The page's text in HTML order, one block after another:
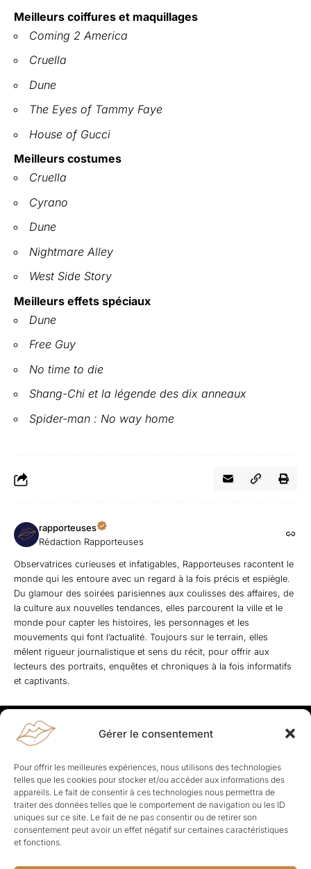
Gérer le consentement
Pour offrir les meilleures expériences, nous utilisons des technologies
telles que les cookies pour stocker et/ou accéder aux informations des
appareils. Le fait de consentir à ces technologies nous permettra de
traiter des données telles que le comportement de navigation ou les ID
uniques sur ce site. Le fait de ne pas consentir ou de retirer son
consentement peut avoir un effet négatif sur certaines caractéristiques
et fonctions.
Meilleurs coiffures et maquillages
Coming 2 America
Cruella
Dune
The Eyes of Tammy Faye
House of Gucci
Meilleurs costumes
Cruella
Cyrano
Dune
Nightmare Alley
West Side Story
Meilleurs effets spéciaux
Dune
Free Guy
No time to die
Shang-Chi et la légende des dix anneaux
Spider-man : No way home
rapporteuses
Rédaction Rapporteuses
Observatrices curieuses et infatigables, Rapporteuses racontent le
monde qui les entoure avec un regard à la fois précis et espiègle.
Du glamour des soirées parisiennes aux coulisses des affaires, de
la culture aux nouvelles tendances, elles parcourent la ville et le
monde pour capter les histoires, les personnages et les
mouvements qui font l’actualité. Toujours sur le terrain, elles
mêlent rigueur journalistique et sens du récit, pour offrir aux
lecteurs des portraits, enquêtes et chroniques à la fois informatifs
et captivants.
Rapporteuses
À propos de Rapporteuses :Rapporteuses, c’est l’histoire de
Parisiennes, bien dans leurs baskets qui aiment rapporter ce qui leur
cause, leur apporte et leur rapporte !
Les Topics
Société Politique Business Culture
Sport
Lifestyle